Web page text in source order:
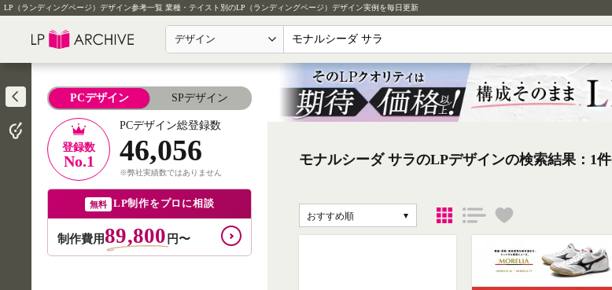
LP（ランディングページ）デザイン参考一覧 業種・テイスト別のLP（ランディングページ）デザイン実例を毎日更新
デザイン
PCデザイン SPデザイン
登録数
No.1
PCデザイン総登録数
46,056
※弊社実績数ではありません
無料 LP制作をプロに相談
制作費用89,800 円〜
モナルシーダ サラのLPデザインの検索結果：1件
おすすめ順